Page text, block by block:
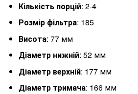
Кількість порцій: 2-4
Розмір фільтра: 185
Висота: 77 мм
Діаметр нижній: 52 мм
Діаметр верхній: 177 мм
Діаметр тримача: 166 мм